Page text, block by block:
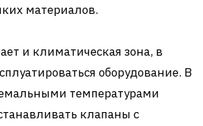
материалов.
и климатическая зона, в
оборудование. В
температурами
клапаны с